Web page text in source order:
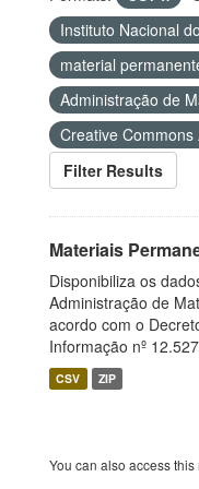
Instituto Nacional
material
Administração de
Creative Commons
Filter Results
Materiais
Disponibiliza os
Administração de
acordo com o
Informação nº
CSV ZIP
You can also access